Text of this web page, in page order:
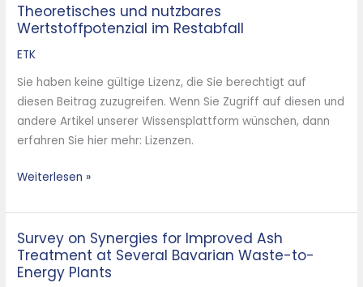
Theoretisches und nutzbares
Wertstoffpotenzial im Restabfall
ETK
Sie haben keine gültige Lizenz, die Sie berechtigt auf
diesen Beitrag zuzugreifen. Wenn Sie Zugriff auf diesen und
andere Artikel unserer Wissensplattform wünschen, dann
erfahren Sie hier mehr: Lizenzen.
Theoretisches
und
nutzbares
im
Restabfall
Weiterlesen »
Survey on Synergies for Improved Ash
Treatment at Several Bavarian Waste-to-
Energy Plants
Survey
on
Synergies